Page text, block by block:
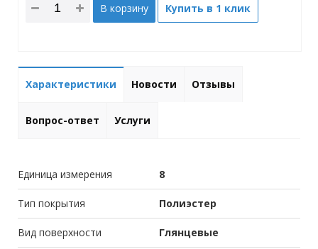
В корзину Купить в 1 клик
Характеристики Новости Отзывы
Вопрос-ответ Услуги
Единица измерения 8
Тип покрытия Полиэстер
Вид поверхности Глянцевые